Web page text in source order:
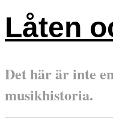
Låten
Det här är inte
musikhistoria.